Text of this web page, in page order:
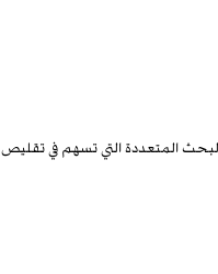
المتعددة التي تسهم في تقليص